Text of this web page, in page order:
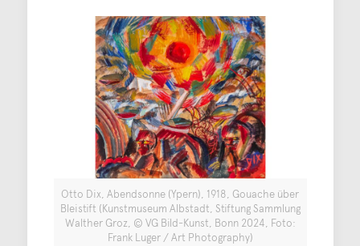
Otto Dix, Abendsonne (Ypern), 1918, Gouache über
Bleistift (Kunstmuseum Albstadt, Stiftung Sammlung
Walther Groz, © VG Bild-Kunst, Bonn 2024, Foto:
Frank Luger / Art Photography)